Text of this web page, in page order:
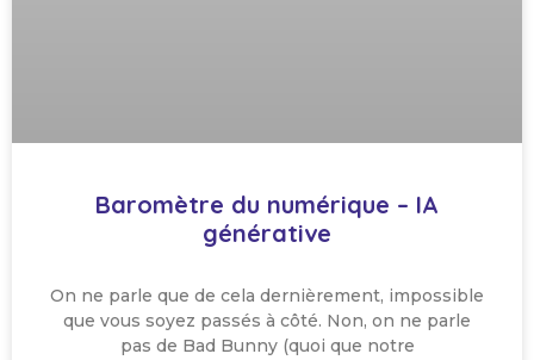
Baromètre du numérique – IA
générative
On ne parle que de cela dernièrement, impossible
que vous soyez passés à côté. Non, on ne parle
pas de Bad Bunny (quoi que notre